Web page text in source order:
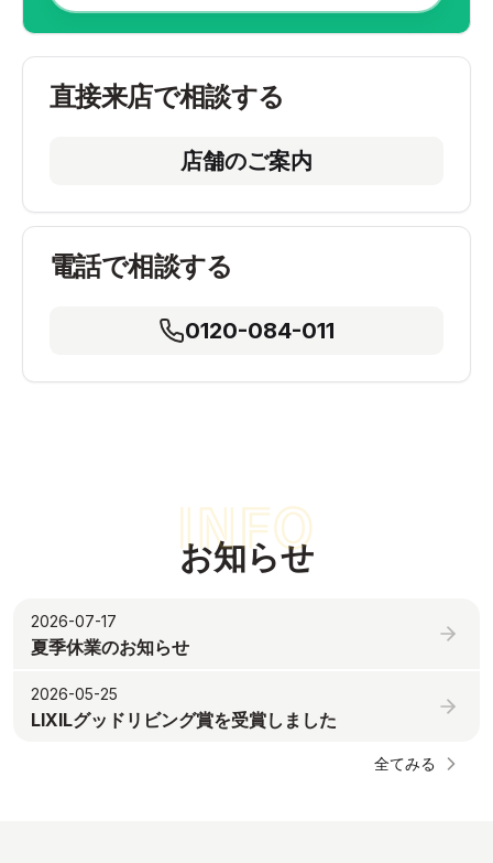
直接来店で相談する
店舗のご案内
電話で相談する
0120-084-011
お知らせ
2026-07-17
夏季休業のお知らせ
2026-05-25
LIXILグッドリビング賞を受賞しました
全てみる